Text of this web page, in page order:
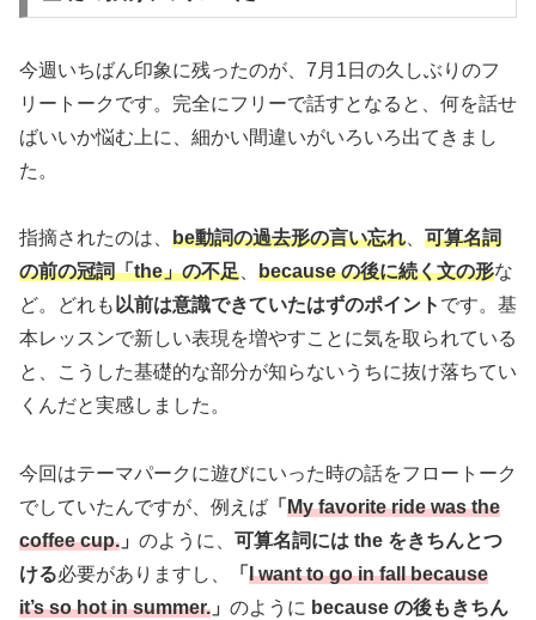
今週いちばん印象に残ったのが、7月1日の久しぶりのフ
リートークです。完全にフリーで話すとなると、何を話せ
ばいいか悩む上に、細かい間違いがいろいろ出てきまし
た。
指摘されたのは、 be動詞の過去形の言い忘れ
可算名詞
の前の冠詞「the」の不足
because の後に続く文の形な
ど。どれも 以前は意識できていたはずのポイント です。基
本レッスンで新しい表現を増やすことに気を取られている
と、こうした基礎的な部分が知らないうちに抜け落ちてい
くんだと実感しました。
今回はテーマパークに遊びにいった時の話をフロートーク
でしていたんですが、例えば 「 My favorite ride was the
coffee cup. 」 のように、 可算名詞には the をきちんとつ
ける必要がありますし、 「 I want to go in fall because
it’s so hot in summer. 」 のように because の後もきちん